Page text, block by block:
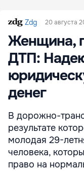
Zdg 20 августа
Женщина,
ДТП:
денег
В дорожно-
результате
молодая 29-
человека,
право на